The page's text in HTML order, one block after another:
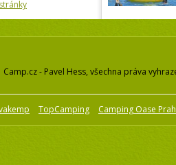
- Pavel Hess, všechna práva
TopCamping Camping Oase